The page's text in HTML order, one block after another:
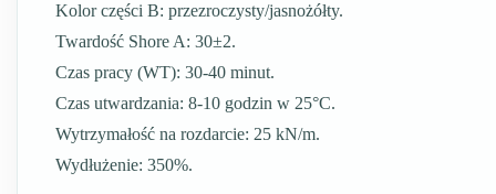
Kolor części B: przezroczysty/jasnożółty.
Twardość Shore A: 30±2.
Czas pracy (WT): 30-40 minut.
Czas utwardzania: 8-10 godzin w 25°C.
Wytrzymałość na rozdarcie: 25 kN/m.
Wydłużenie: 350%.